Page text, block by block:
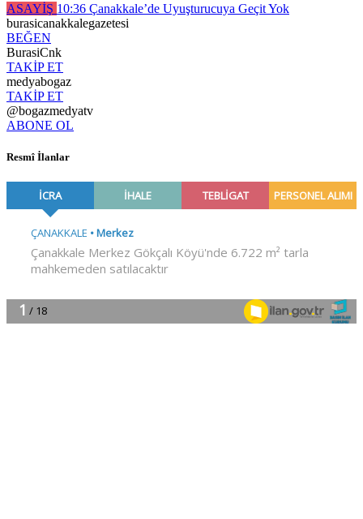
ASAYİŞ 10:36 Çanakkale’de Uyuşturucuya Geçit Yok
burasicanakkalegazetesi
BEĞEN
BurasiCnk
TAKİP ET
medyabogaz
TAKİP ET
@bogazmedyatv
ABONE OL
Resmî İlanlar